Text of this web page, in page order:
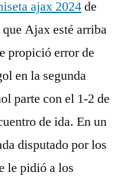
ajax 2024de
Ajax esté arriba
propició error de
en la segunda
parte con el 1-2 de
de ida. En un
disputado por los
le pidió a los